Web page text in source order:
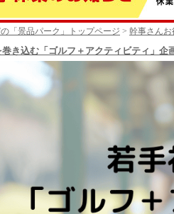
「景品パーク」トップページ > 幹事さんお
き込む「ゴルフ＋アクティビティ」企